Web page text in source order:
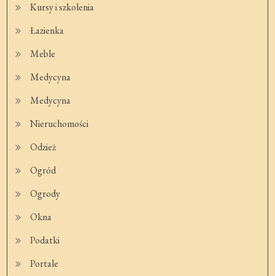
Kursy i szkolenia
Łazienka
Meble
Medycyna
Medycyna
Nieruchomości
Odzież
Ogród
Ogrody
Okna
Podatki
Portale